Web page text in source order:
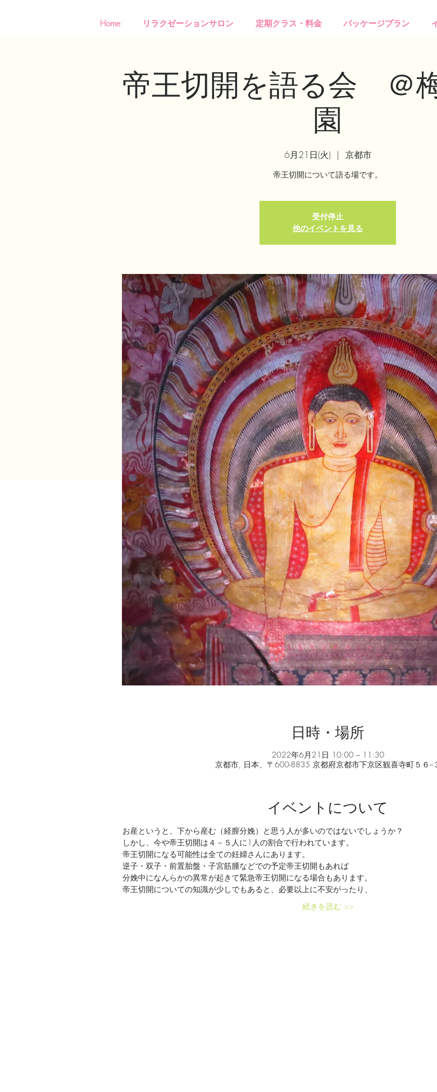
Home リラクゼーションサロン 定期クラス・料金 パッケージプラン
帝王切開を語る会 ＠
園
6月21日(火)
  |
京都市
帝王切開について語る場です。
受付停止
他のイベントを見る
日時・場所
2022年6月21日 10:00 – 11:30
京都市, 日本、〒600-8835 京都府京都市下京区観喜寺町５６−
イベントについて
お産というと、下から産む（経膣分娩）と思う人が多いのではないでしょうか？
しかし、今や帝王切開は４－５人に1人の割合で行われています。
帝王切開になる可能性は全ての妊婦さんにあります。
逆子・双子・前置胎盤・子宮筋腫などでの予定帝王切開もあれば
分娩中になんらかの異常が起きて緊急帝王切開になる場合もあります。
帝王切開についての知識が少しでもあると、必要以上に不安がったり、
続きを読む >>